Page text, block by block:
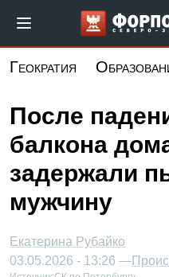
основному
Геократия
После
балкона
задержали
мужчину
Екатерина Рубайко
03.05.2026 - 13:26 —